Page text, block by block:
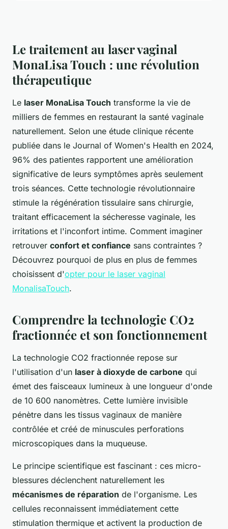
Le traitement au laser vaginal
MonaLisa Touch : une révolution
thérapeutique
Le laser MonaLisa Touch transforme la vie de
milliers de femmes en restaurant la santé vaginale
naturellement. Selon une étude clinique récente
publiée dans le Journal of Women's Health en 2024,
96% des patientes rapportent une amélioration
significative de leurs symptômes après seulement
trois séances. Cette technologie révolutionnaire
stimule la régénération tissulaire sans chirurgie,
traitant efficacement la sécheresse vaginale, les
irritations et l'inconfort intime. Comment imaginer
retrouver confort et confiance sans contraintes ?
Découvrez pourquoi de plus en plus de femmes
choisissent d'opter pour le laser vaginal
MonalisaTouch.
Comprendre la technologie CO2
fractionnée et son fonctionnement
La technologie CO2 fractionnée repose sur
l'utilisation d'un laser à dioxyde de carbone qui
émet des faisceaux lumineux à une longueur d'onde
de 10 600 nanomètres. Cette lumière invisible
pénètre dans les tissus vaginaux de manière
contrôlée et créé de minuscules perforations
microscopiques dans la muqueuse.
Le principe scientifique est fascinant : ces micro-
blessures déclenchent naturellement les
mécanismes de réparation de l'organisme. Les
cellules reconnaissent immédiatement cette
stimulation thermique et activent la production de